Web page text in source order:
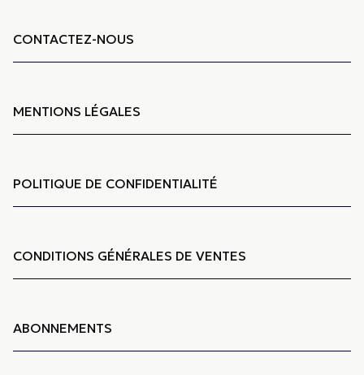
CONTACTEZ-NOUS
MENTIONS LÉGALES
POLITIQUE DE CONFIDENTIALITÉ
CONDITIONS GÉNÉRALES DE VENTES
ABONNEMENTS